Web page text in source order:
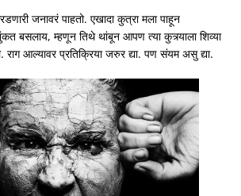
जनावरं पाहतो. एखादा कुत्रा मला पाहून
बसलाय, म्हणून तिथे थांबून आपण त्या कुत्र्याला शिव्या
राग आल्यावर प्रतिक्रिया जरुर द्या. पण संयम असु द्या.